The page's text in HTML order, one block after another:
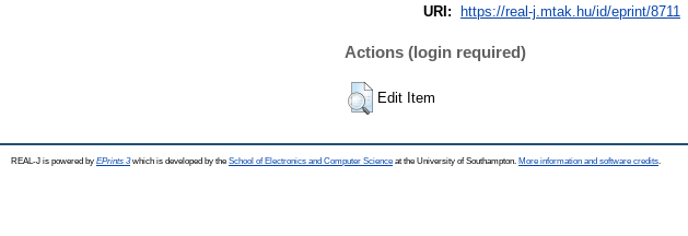
URI:
https://real-j.mtak.hu/id/eprint/8711
Actions (login required)
Edit Item
REAL-J is powered by EPrints 3which is developed by the School of Electronics and Computer Science at the University of Southampton. More information and software credits